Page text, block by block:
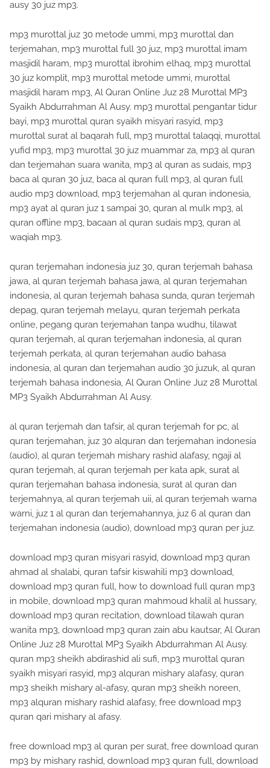
ausy 30 juz mp3.
mp3 murottal juz 30 metode ummi, mp3 murottal dan
terjemahan, mp3 murottal full 30 juz, mp3 murottal imam
masjidil haram, mp3 murottal ibrohim elhaq, mp3 murottal
30 juz komplit, mp3 murottal metode ummi, murottal
masjidil haram mp3, Al Quran Online Juz 28 Murottal MP3
Syaikh Abdurrahman Al Ausy. mp3 murottal pengantar tidur
bayi, mp3 murottal quran syaikh misyari rasyid, mp3
murottal surat al baqarah full, mp3 murottal talaqqi, murottal
yufid mp3, mp3 murottal 30 juz muammar za, mp3 al quran
dan terjemahan suara wanita, mp3 al quran as sudais, mp3
baca al quran 30 juz, baca al quran full mp3, al quran full
audio mp3 download, mp3 terjemahan al quran indonesia,
mp3 ayat al quran juz 1 sampai 30, quran al mulk mp3, al
quran offline mp3, bacaan al quran sudais mp3, quran al
waqiah mp3.
quran terjemahan indonesia juz 30, quran terjemah bahasa
jawa, al quran terjemah bahasa jawa, al quran terjemahan
indonesia, al quran terjemah bahasa sunda, quran terjemah
depag, quran terjemah melayu, quran terjemah perkata
online, pegang quran terjemahan tanpa wudhu, tilawat
quran terjemah, al quran terjemahan indonesia, al quran
terjemah perkata, al quran terjemahan audio bahasa
indonesia, al quran dan terjemahan audio 30 juzuk, al quran
terjemah bahasa indonesia, Al Quran Online Juz 28 Murottal
MP3 Syaikh Abdurrahman Al Ausy.
al quran terjemah dan tafsir, al quran terjemah for pc, al
quran terjemahan, juz 30 alquran dan terjemahan indonesia
(audio), al quran terjemah mishary rashid alafasy, ngaji al
quran terjemah, al quran terjemah per kata apk, surat al
quran terjemahan bahasa indonesia, surat al quran dan
terjemahnya, al quran terjemah uii, al quran terjemah warna
warni, juz 1 al quran dan terjemahannya, juz 6 al quran dan
terjemahan indonesia (audio), download mp3 quran per juz.
download mp3 quran misyari rasyid, download mp3 quran
ahmad al shalabi, quran tafsir kiswahili mp3 download,
download mp3 quran full, how to download full quran mp3
in mobile, download mp3 quran mahmoud khalil al hussary,
download mp3 quran recitation, download tilawah quran
wanita mp3, download mp3 quran zain abu kautsar, Al Quran
Online Juz 28 Murottal MP3 Syaikh Abdurrahman Al Ausy.
quran mp3 sheikh abdirashid ali sufi, mp3 murottal quran
syaikh misyari rasyid, mp3 alquran mishary alafasy, quran
mp3 sheikh mishary al-afasy, quran mp3 sheikh noreen,
mp3 alquran mishary rashid alafasy, free download mp3
quran qari mishary al afasy.
free download mp3 al quran per surat, free download quran
mp3 by mishary rashid, download mp3 quran full, download